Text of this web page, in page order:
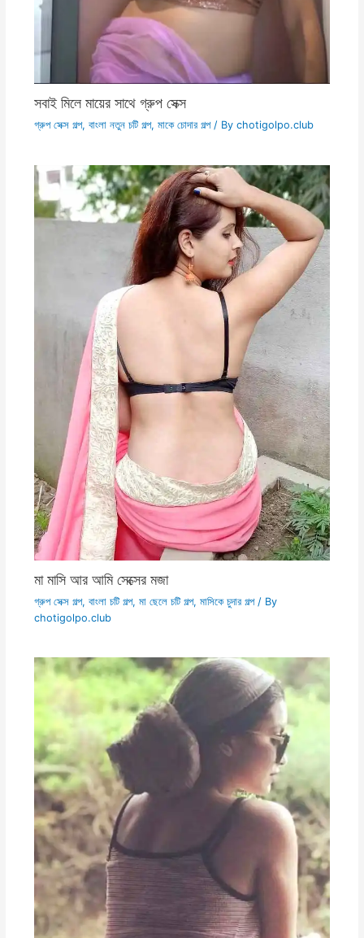
সবাই মিলে মায়ের সাথে গ্রুপ সেক্স
গ্রুপ সেক্স গল্প, বাংলা নতুন চটি গল্প, মাকে চোদার গল্প/ By chotigolpo.club
মা মাসি আর আমি সেক্সের মজা
গ্রুপ সেক্স গল্প, বাংলা চটি গল্প, মা ছেলে চটি গল্প, মাসিকে চুদার গল্প/ By
chotigolpo.club